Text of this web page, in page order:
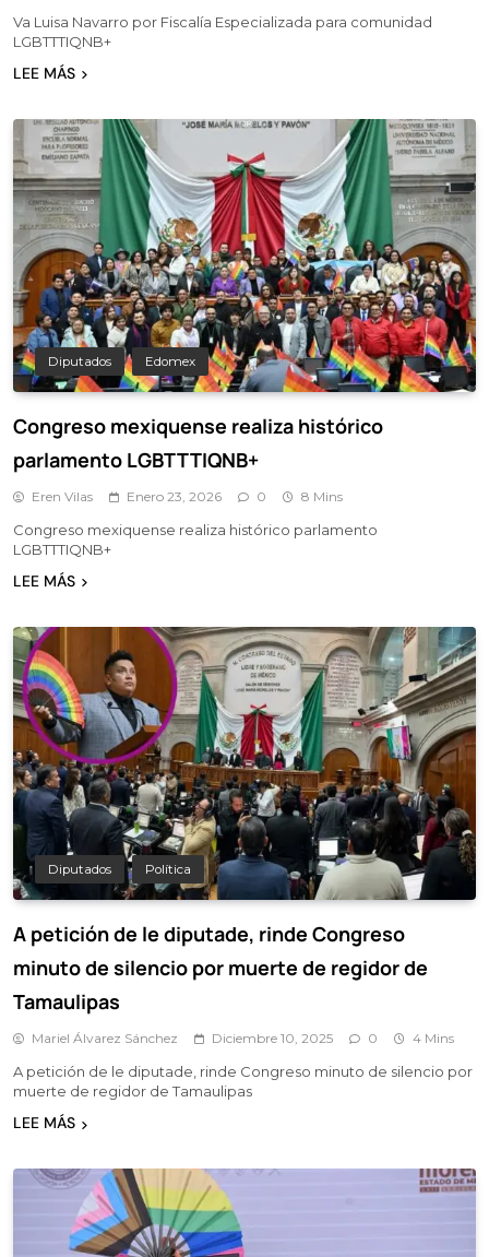
Va Luisa Navarro por Fiscalía Especializada para comunidad
LGBTTTIQNB+
LEE MÁS
Diputados Edomex
Congreso mexiquense realiza histórico
parlamento LGBTTTIQNB+
Eren Vilas Enero 23, 2026 0 8 Mins
Congreso mexiquense realiza histórico parlamento
LGBTTTIQNB+
LEE MÁS
Diputados Política
A petición de le diputade, rinde Congreso
minuto de silencio por muerte de regidor de
Tamaulipas
Mariel Álvarez Sánchez Diciembre 10, 2025 0 4 Mins
A petición de le diputade, rinde Congreso minuto de silencio por
muerte de regidor de Tamaulipas
LEE MÁS